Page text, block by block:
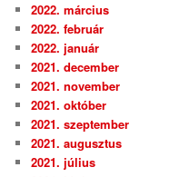
2022. március
2022. február
2022. január
2021. december
2021. november
2021. október
2021. szeptember
2021. augusztus
2021. július